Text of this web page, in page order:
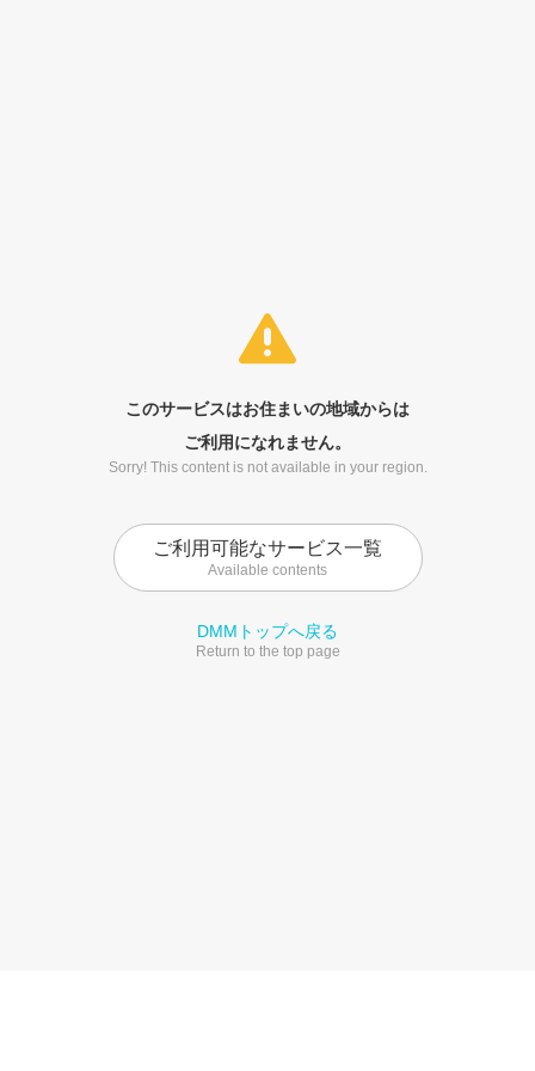
このサービスはお住まいの地域からは
ご利用になれません。
Sorry! This content is not available in your region.
ご利用可能なサービス一覧
Available contents
DMMトップへ戻る
Return to the top page